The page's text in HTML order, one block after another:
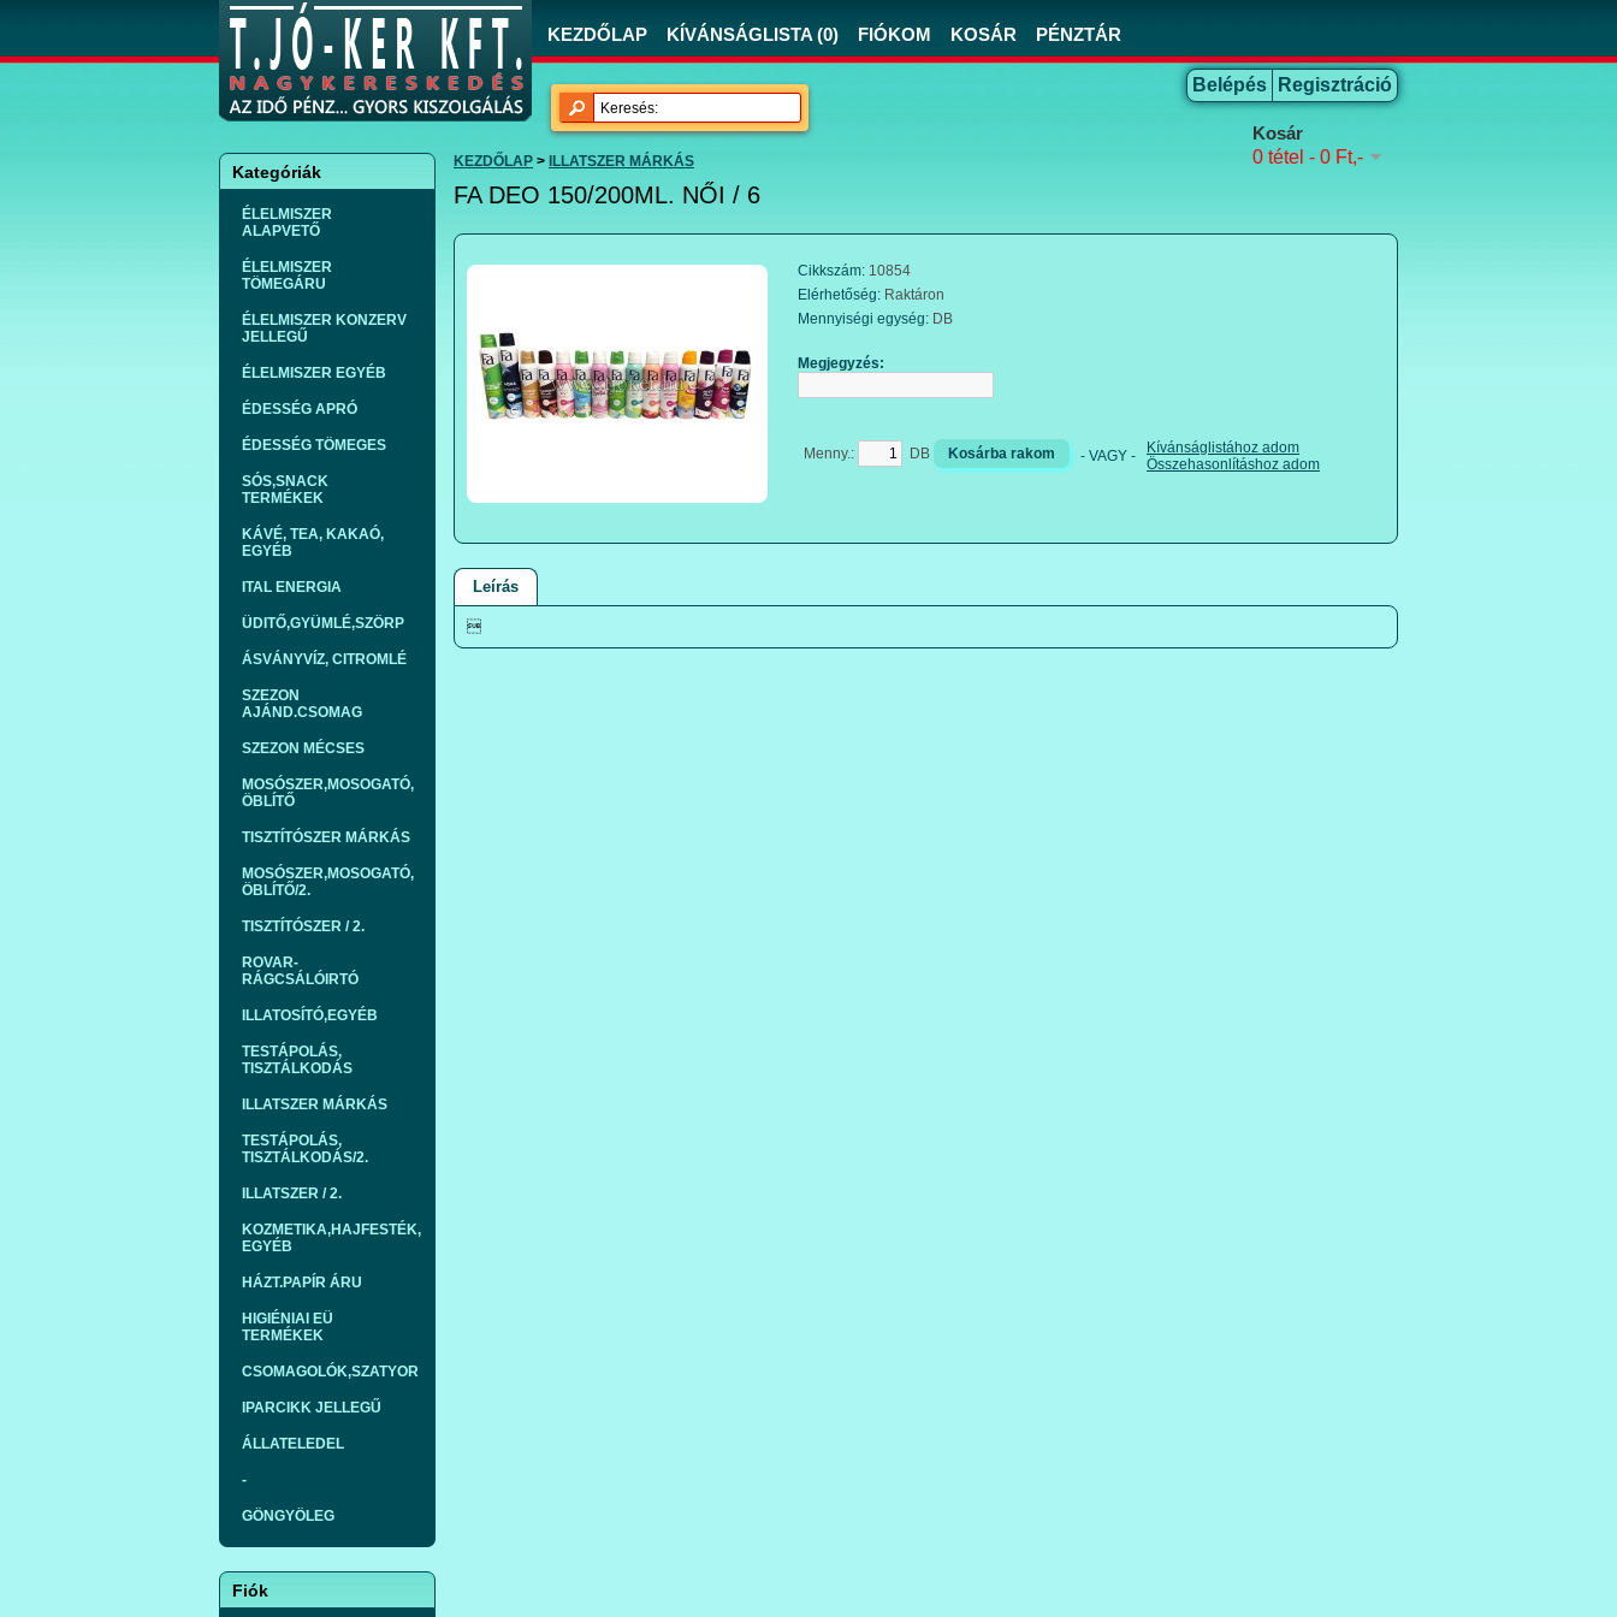
Kosár
0 tétel - 0 Ft,-
Belépés Regisztráció
KEZDŐLAP KÍVÁNSÁGLISTA (0) FIÓKOM KOSÁR PÉNZTÁR
Kategóriák
ÉLELMISZER
ALAPVETŐ
ÉLELMISZER
TÖMEGÁRU
ÉLELMISZER KONZERV
JELLEGŰ
ÉLELMISZER EGYÉB
ÉDESSÉG APRÓ
ÉDESSÉG TÖMEGES
SÓS,SNACK
TERMÉKEK
KÁVÉ, TEA, KAKAÓ,
EGYÉB
ITAL ENERGIA
ÜDITŐ,GYÜMLÉ,SZÖRP
ÁSVÁNYVÍZ, CITROMLÉ
SZEZON
AJÁND.CSOMAG
SZEZON MÉCSES
MOSÓSZER,MOSOGATÓ,
ÖBLÍTŐ
TISZTÍTÓSZER MÁRKÁS
MOSÓSZER,MOSOGATÓ,
ÖBLÍTŐ/2.
TISZTÍTÓSZER / 2.
ROVAR-
RÁGCSÁLÓIRTÓ
ILLATOSÍTÓ,EGYÉB
TESTÁPOLÁS,
TISZTÁLKODÁS
ILLATSZER MÁRKÁS
TESTÁPOLÁS,
TISZTÁLKODÁS/2.
ILLATSZER / 2.
KOZMETIKA,HAJFESTÉK,
EGYÉB
HÁZT.PAPÍR ÁRU
HIGIÉNIAI EÜ
TERMÉKEK
CSOMAGOLÓK,SZATYOR
IPARCIKK JELLEGŰ
ÁLLATELEDEL
-
GÖNGYÖLEG
Fiók
KEZDŐLAP > ILLATSZER MÁRKÁS
FA DEO 150/200ML. NŐI / 6
Cikkszám: 10854
Elérhetőség: Raktáron
Mennyiségi egység: DB
Megjegyzés:
Menny.: DB - VAGY -
Kívánságlistához adom
Összehasonlításhoz adom
Leírás
